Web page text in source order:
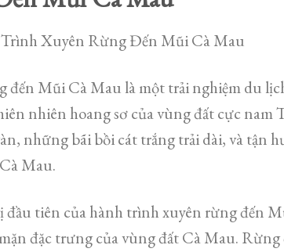
Xuyên Rừng Đến Mũi Cà Mau
đến Mũi Cà Mau là một trải nghiệm du
nhiên hoang sơ của vùng đất cực
những bãi bồi cát trắng trải dài, và tận
Mau.
tiên của hành trình xuyên rừng đến
đặc trưng của vùng đất Cà Mau.